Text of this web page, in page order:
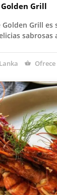
Grill
Grill es
sabrosas